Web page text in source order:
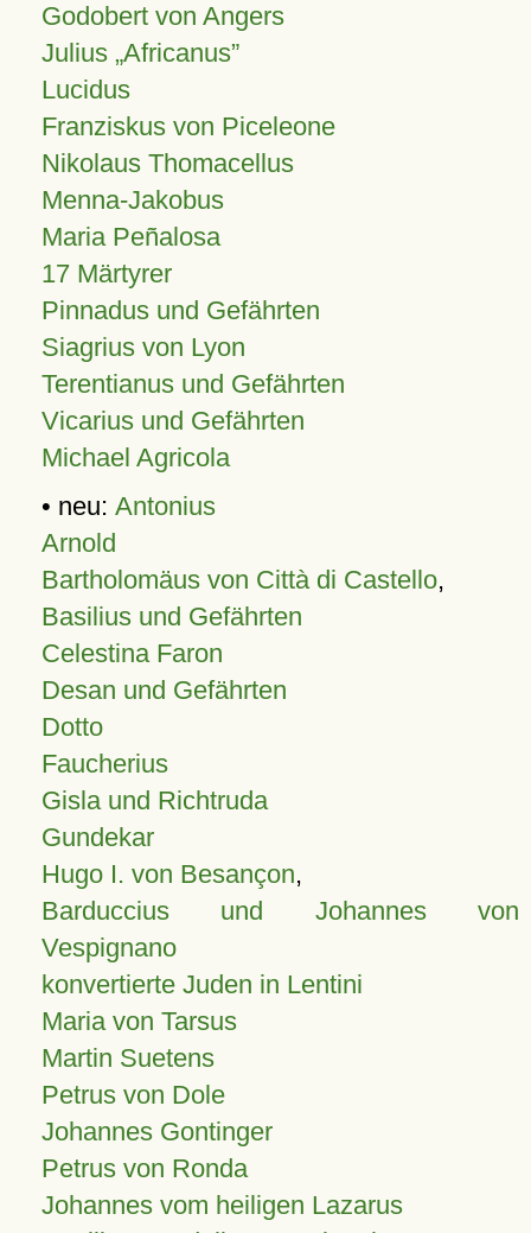
Godobert von Angers
Julius Africanus
Lucidus
Franziskus von Piceleone
Nikolaus Thomacellus
Menna-Jakobus
Maria Peñalosa
17 Märtyrer
Pinnadus und Gefährten
Siagrius von Lyon
Terentianus und Gefährten
Vicarius und Gefährten
Michael Agricola
• neu: Antonius
Arnold
Bartholomäus von Città di Castello,
Basilius und Gefährten
Celestina Faron
Desan und Gefährten
Dotto
Faucherius
Gisla und Richtruda
Gundekar
Hugo I. von Besançon,
Barduccius und Johannes von
Vespignano
konvertierte Juden in Lentini
Maria von Tarsus
Martin Suetens
Petrus von Dole
Johannes Gontinger
Petrus von Ronda
Johannes vom heiligen Lazarus